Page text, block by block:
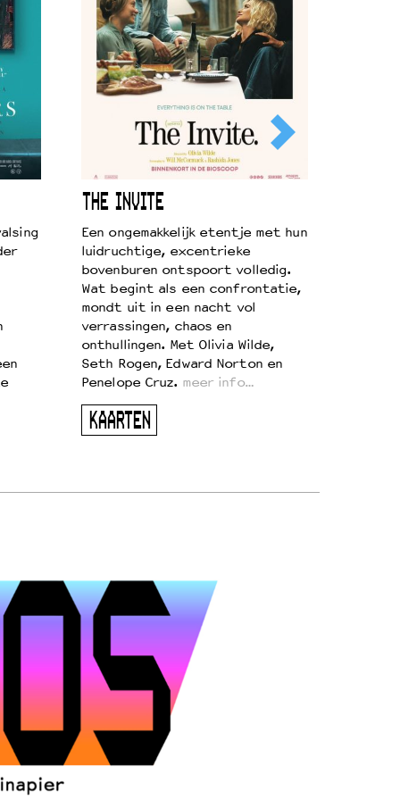
THE INVITE
Een ongemakkelijk etentje met hun
luidruchtige, excentrieke
bovenburen ontspoort volledig.
Wat begint als een confrontatie,
mondt uit in een nacht vol
verrassingen, chaos en
onthullingen. Met Olivia Wilde,
Seth Rogen, Edward Norton en
Penelope Cruz. meer info…
KAARTEN